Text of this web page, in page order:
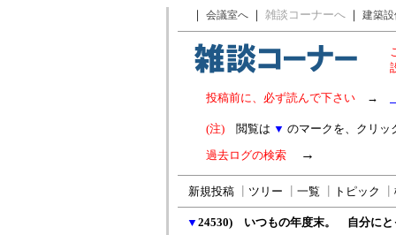
｜ 会議室へ ｜ 雑談コーナーへ ｜ 建築
投稿前に、必ず読んで下さい →
(注) 閲覧は ▼ のマークを、クリッ
過去ログの検索 →
新規投稿 ツリー 一覧 トピック
▼ 24530) いつもの年度末。 自分にと